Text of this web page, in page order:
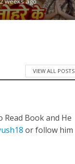
VIEW ALL POSTS
Book and He
or follow him